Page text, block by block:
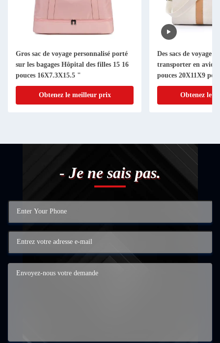
Gros sac de voyage personnalisé porté
sur les bagages Hôpital des filles 15 16
pouces 16X7.3X15.5 "
Obtenez le meilleur prix
Des sacs de voyage
transporter en avion
pouces 20X11X9
Obtenez le
- Je ne sais pas.